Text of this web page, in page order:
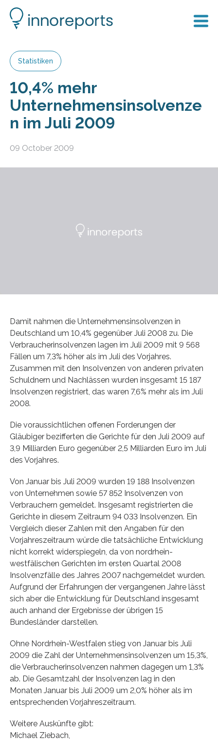
Statistiken
10,4% mehr
Unternehmensinsolvenze
n im Juli 2009
09 October 2009
Damit nahmen die Unternehmensinsolvenzen in
Deutschland um 10,4% gegenüber Juli 2008 zu. Die
Verbraucherinsolvenzen lagen im Juli 2009 mit 9 568
Fällen um 7,3% höher als im Juli des Vorjahres.
Zusammen mit den Insolvenzen von anderen privaten
Schuldnern und Nachlässen wurden insgesamt 15 187
Insolvenzen registriert, das waren 7,6% mehr als im Juli
2008.
Die voraussichtlichen offenen Forderungen der
Gläubiger bezifferten die Gerichte für den Juli 2009 auf
3,9 Milliarden Euro gegenüber 2,5 Milliarden Euro im Juli
des Vorjahres.
Von Januar bis Juli 2009 wurden 19 188 Insolvenzen
von Unternehmen sowie 57 852 Insolvenzen von
Verbrauchern gemeldet. Insgesamt registrierten die
Gerichte in diesem Zeitraum 94 033 Insolvenzen. Ein
Vergleich dieser Zahlen mit den Angaben für den
Vorjahreszeitraum würde die tatsächliche Entwicklung
nicht korrekt widerspiegeln, da von nordrhein-
westfälischen Gerichten im ersten Quartal 2008
Insolvenzfälle des Jahres 2007 nachgemeldet wurden.
Aufgrund der Erfahrungen der vergangenen Jahre lässt
sich aber die Entwicklung für Deutschland insgesamt
auch anhand der Ergebnisse der übrigen 15
Bundesländer darstellen.
Ohne Nordrhein-Westfalen stieg von Januar bis Juli
2009 die Zahl der Unternehmensinsolvenzen um 15,3%,
die Verbraucherinsolvenzen nahmen dagegen um 1,3%
ab. Die Gesamtzahl der Insolvenzen lag in den
Monaten Januar bis Juli 2009 um 2,0% höher als im
entsprechenden Vorjahreszeitraum.
Weitere Auskünfte gibt:
Michael Ziebach,